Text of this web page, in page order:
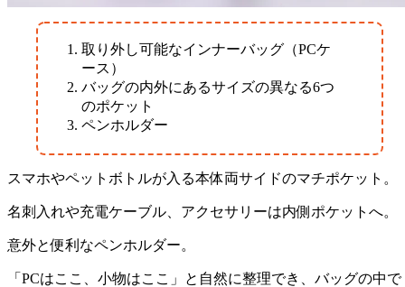
取り外し可能なインナーバッグ（PCケ
ース）
バッグの内外にあるサイズの異なる6つ
のポケット
ペンホルダー
スマホやペットボトルが入る本体両サイドのマチポケット。
名刺入れや充電ケーブル、アクセサリーは内側ポケットへ。
意外と便利なペンホルダー。
「PCはここ、小物はここ」と自然に整理でき、バッグの中で